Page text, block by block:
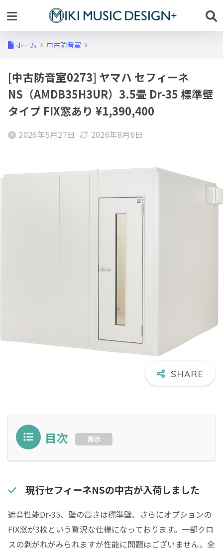
ホーム 中古防音室
[中古防音室0273] ヤマハ セフィーネ
NS（AMDB35H3UR）3.5畳 Dr-35 標準壁
タイプ FIX窓あり ¥1,390,400
2026年5月27日 2026年8月6日
目次 表示
現行セフィーネNSの中古が入荷しました
遮音性能Dr-35、壁の高さは標準壁、さらにオプションの
FIX窓が3枚という贅沢な仕様になっております。一部クロ
スの剥がれがみられますが性能に問題はございません。全